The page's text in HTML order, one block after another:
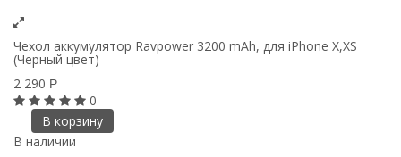
Чехол аккумулятор Ravpower 3200 mAh, для iPhone X,XS
(Черный цвет)
2 290 Р
0
В корзину
В наличии